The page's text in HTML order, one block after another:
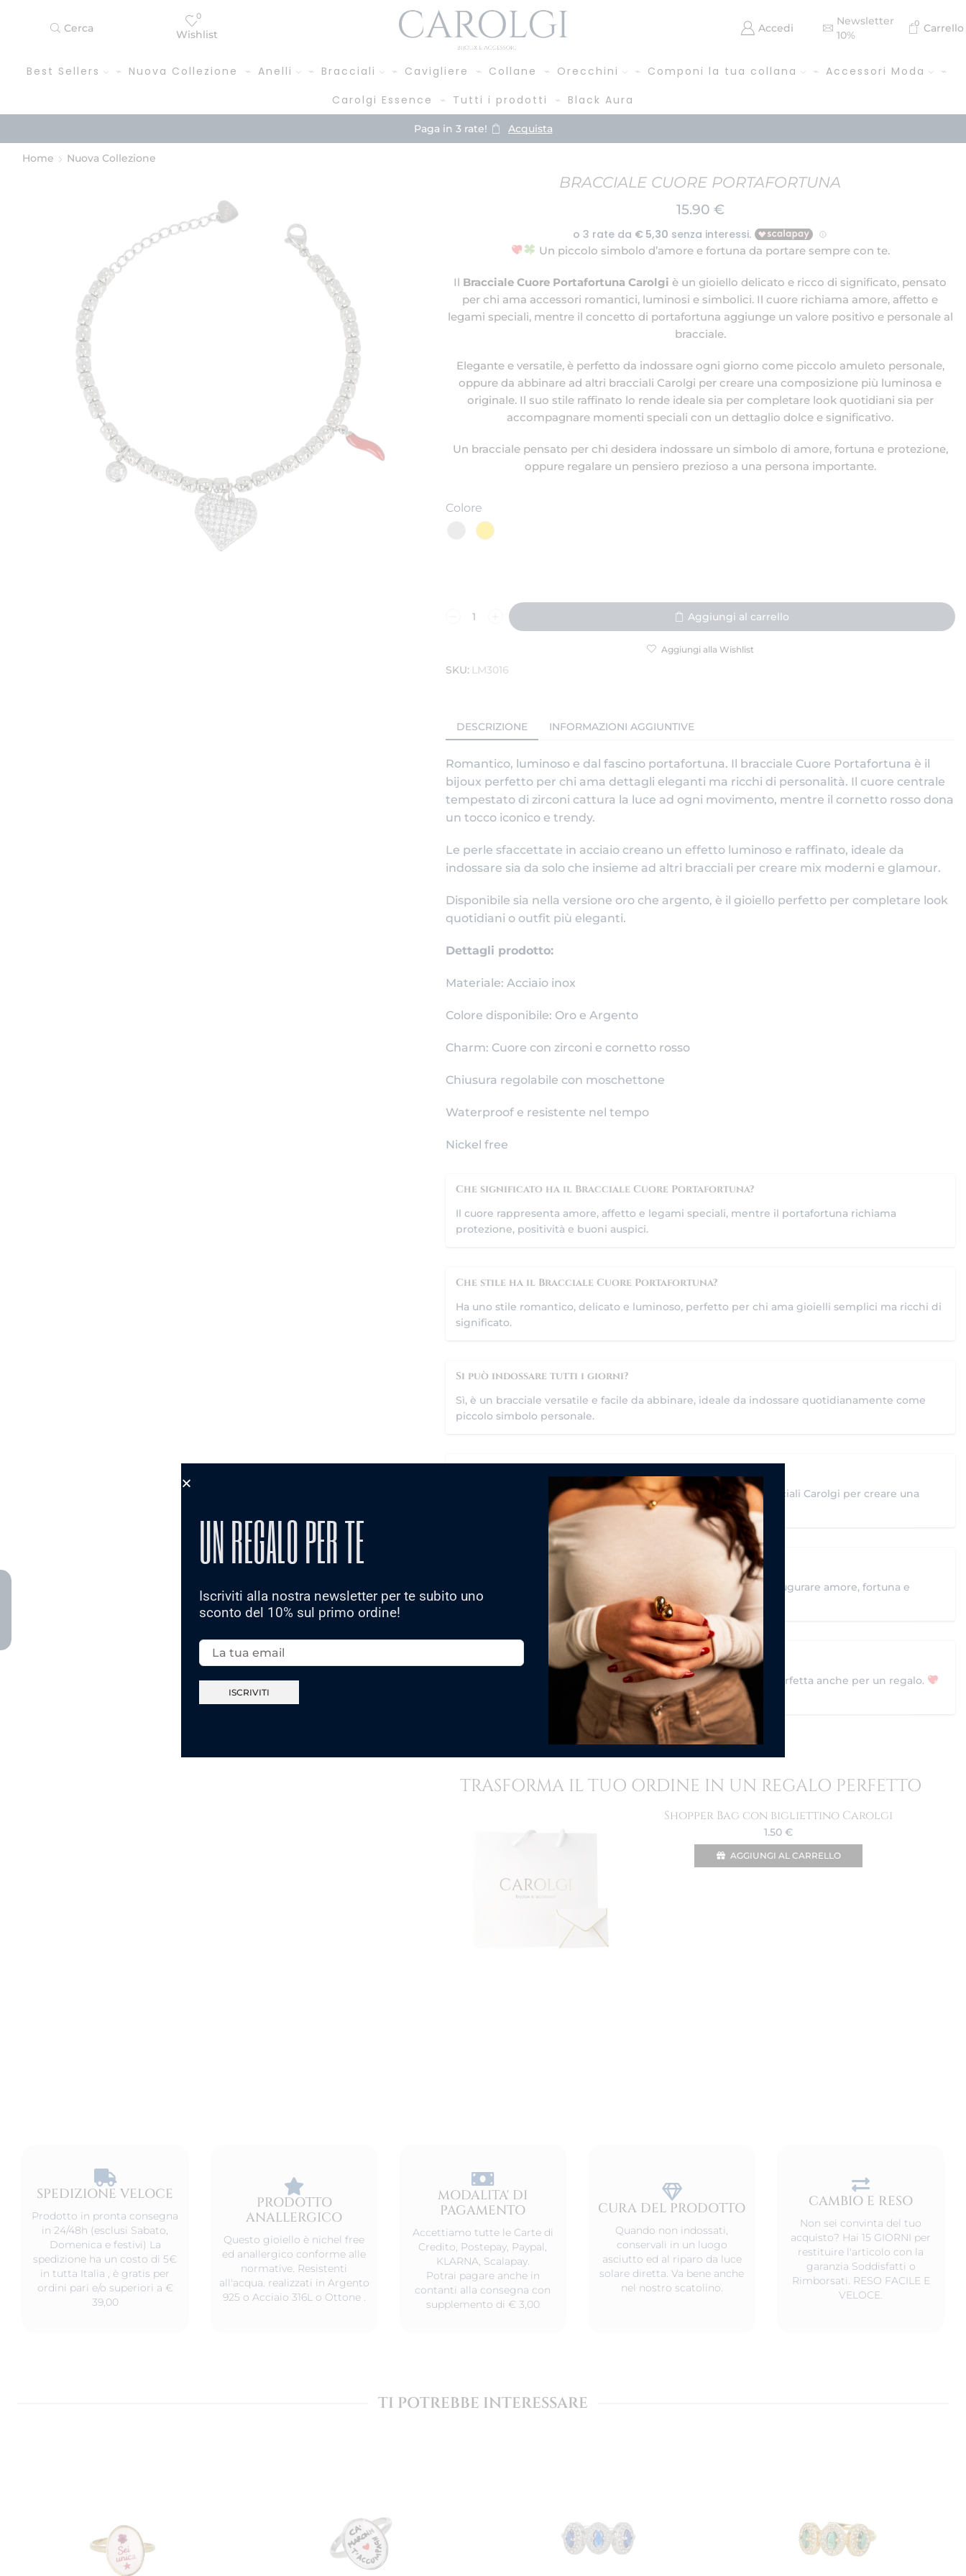
Cerca
0
Wishlist
Accedi
Newsletter
10%
0 Carrello
Best Sellers Nuova Collezione Anelli Bracciali Cavigliere Collane Orecchini Componi la tua collana
Accessori Moda
Carolgi Essence
Tutti i prodotti Black Aura
Paga in 3 rate! Acquista
Home Nuova Collezione
BRACCIALE CUORE PORTAFORTUNA
15.90 €
Un piccolo simbolo d’amore e fortuna da portare sempre con te.
Il Bracciale Cuore Portafortuna Carolgi è un gioiello delicato e ricco di significato, pensato
per chi ama accessori romantici, luminosi e simbolici. Il cuore richiama amore, affetto e
legami speciali, mentre il concetto di portafortuna aggiunge un valore positivo e personale al
bracciale.
Elegante e versatile, è perfetto da indossare ogni giorno come piccolo amuleto personale,
oppure da abbinare ad altri bracciali Carolgi per creare una composizione più luminosa e
originale. Il suo stile raffinato lo rende ideale sia per completare look quotidiani sia per
accompagnare momenti speciali con un dettaglio dolce e significativo.
Un bracciale pensato per chi desidera indossare un simbolo di amore, fortuna e protezione,
oppure regalare un pensiero prezioso a una persona importante.
Colore
Aggiungi al carrello
Aggiungi alla Wishlist
SKU: LM3016
DESCRIZIONE INFORMAZIONI AGGIUNTIVE
Romantico, luminoso e dal fascino portafortuna. Il bracciale Cuore Portafortuna è il
bijoux perfetto per chi ama dettagli eleganti ma ricchi di personalità. Il cuore centrale
tempestato di zirconi cattura la luce ad ogni movimento, mentre il cornetto rosso dona
un tocco iconico e trendy.
Le perle sfaccettate in acciaio creano un effetto luminoso e raffinato, ideale da
indossare sia da solo che insieme ad altri bracciali per creare mix moderni e glamour.
Disponibile sia nella versione oro che argento, è il gioiello perfetto per completare look
quotidiani o outfit più eleganti.
Dettagli prodotto:
Materiale: Acciaio inox
Colore disponibile: Oro e Argento
Charm: Cuore con zirconi e cornetto rosso
Chiusura regolabile con moschettone
Waterproof e resistente nel tempo
Nickel free
Che significato ha il Bracciale Cuore Portafortuna?
Il cuore rappresenta amore, affetto e legami speciali, mentre il portafortuna richiama
protezione, positività e buoni auspici.
Che stile ha il Bracciale Cuore Portafortuna?
Ha uno stile romantico, delicato e luminoso, perfetto per chi ama gioielli semplici ma ricchi di
significato.
Si può indossare tutti i giorni?
Sì, è un bracciale versatile e facile da abbinare, ideale da indossare quotidianamente come
piccolo simbolo personale.
Sì, è perfetto da indossare da solo oppure insieme ad altri bracciali Carolgi per creare una
combinazione personalizzata.
Assolutamente sì. È un regalo dolce e simbolico, perfetto per augurare amore, fortuna e
protezione a una persona speciale.
Arriva con confezione regalo?
Sì, viene spedito in una confezione elegante firmata Carolgi, perfetta anche per un regalo.
TRASFORMA IL TUO ORDINE IN UN REGALO PERFETTO
Shopper Bag con bigliettino Carolgi
1.50 €
AGGIUNGI AL CARRELLO
SPEDIZIONE VELOCE​
Prodotto in pronta consegna
in 24/48h (esclusi Sabato,
Domenica e festivi) La
spedizione ha un costo di 5€
in tutta Italia , è gratis per
ordini pari e/o superiori a €
39,00
PRODOTTO
ANALLERGICO
Questo gioiello è nichel free
ed anallergico conforme alle
normative. Resistenti
all'acqua. realizzati in Argento
925 o Acciaio 316L o Ottone .
MODALITA' DI
PAGAMENTO
Accettiamo tutte le Carte di
Credito, Postepay, Paypal,
KLARNA, Scalapay.
Potrai pagare anche in
contanti alla consegna con
supplemento di € 3,00
CURA DEL PRODOTTO
Quando non indossati,
conservali in un luogo
asciutto ed al riparo da luce
solare diretta. Va bene anche
nel nostro scatolino.
CAMBIO E RESO
Non sei convinta del tuo
acquisto? Hai 15 GIORNI per
restituire l'articolo con la
garanzia Soddisfatti o
Rimborsati. RESO FACILE E
VELOCE.
TI POTREBBE INTERESSARE
UN REGALO PER TE
Iscriviti alla nostra newsletter per te subito uno
sconto del 10% sul primo ordine!